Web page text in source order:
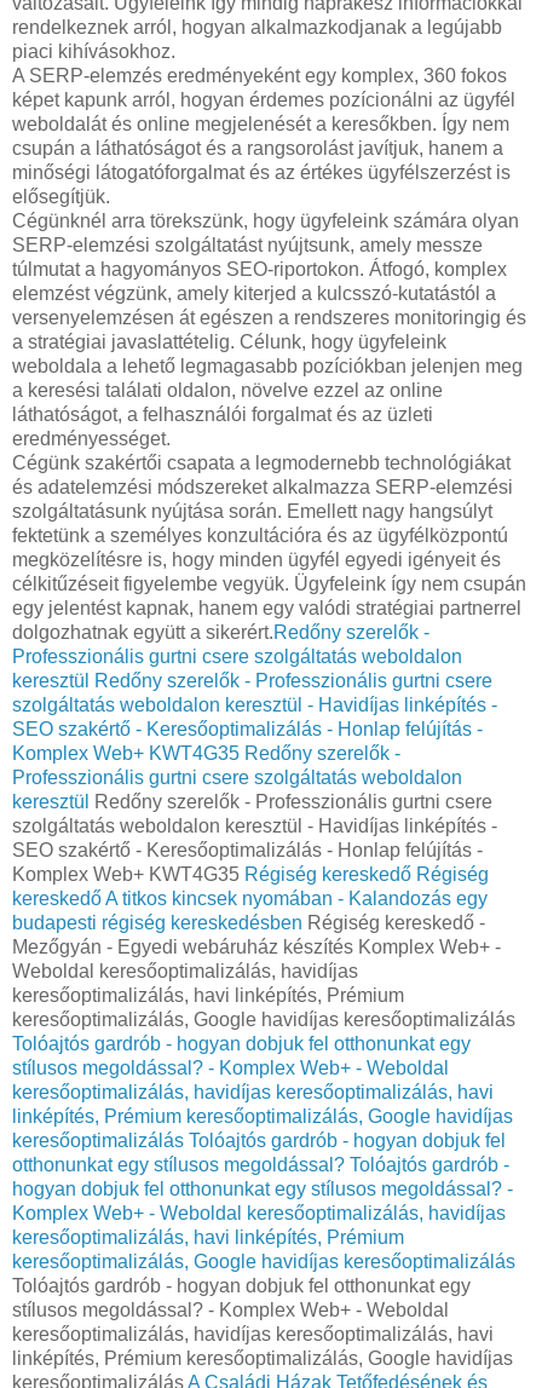
rendelkeznek arról, hogyan alkalmazkodjanak a legújabb
piaci kihívásokhoz.
A SERP-elemzés eredményeként egy komplex, 360 fokos
képet kapunk arról, hogyan érdemes pozícionálni az ügyfél
weboldalát és online megjelenését a keresőkben. Így nem
csupán a láthatóságot és a rangsorolást javítjuk, hanem a
minőségi látogatóforgalmat és az értékes ügyfélszerzést is
elősegítjük.
Cégünknél arra törekszünk, hogy ügyfeleink számára olyan
SERP-elemzési szolgáltatást nyújtsunk, amely messze
túlmutat a hagyományos SEO-riportokon. Átfogó, komplex
elemzést végzünk, amely kiterjed a kulcsszó-kutatástól a
versenyelemzésen át egészen a rendszeres monitoringig és
a stratégiai javaslattételig. Célunk, hogy ügyfeleink
weboldala a lehető legmagasabb pozíciókban jelenjen meg
a keresési találati oldalon, növelve ezzel az online
láthatóságot, a felhasználói forgalmat és az üzleti
eredményességet.
Cégünk szakértői csapata a legmodernebb technológiákat
és adatelemzési módszereket alkalmazza SERP-elemzési
szolgáltatásunk nyújtása során. Emellett nagy hangsúlyt
fektetünk a személyes konzultációra és az ügyfélközpontú
megközelítésre is, hogy minden ügyfél egyedi igényeit és
célkitűzéseit figyelembe vegyük. Ügyfeleink így nem csupán
egy jelentést kapnak, hanem egy valódi stratégiai partnerrel
dolgozhatnak együtt a sikerért.Redőny szerelők -
Professzionális gurtni csere szolgáltatás weboldalon
keresztül
Redőny szerelők - Professzionális gurtni csere
szolgáltatás weboldalon keresztül - Havidíjas linképítés -
SEO szakértő - Keresőoptimalizálás - Honlap felújítás -
Komplex Web+ KWT4G35 Redőny szerelők -
Professzionális gurtni csere szolgáltatás weboldalon
keresztül
Redőny szerelők - Professzionális gurtni csere
szolgáltatás weboldalon keresztül - Havidíjas linképítés -
SEO szakértő - Keresőoptimalizálás - Honlap felújítás -
Komplex Web+ KWT4G35 Régiség kereskedő Régiség
kereskedőA titkos kincsek nyomában - Kalandozás egy
budapesti régiség kereskedésben Régiség kereskedő -
Mezőgyán - Egyedi webáruház készítés Komplex Web+ -
Weboldal keresőoptimalizálás, havidíjas
keresőoptimalizálás, havi linképítés, Prémium
keresőoptimalizálás, Google havidíjas keresőoptimalizálás
Tolóajtós gardrób - hogyan dobjuk fel otthonunkat egy
stílusos megoldással? - Komplex Web+ - Weboldal
keresőoptimalizálás, havidíjas keresőoptimalizálás, havi
linképítés, Prémium keresőoptimalizálás, Google havidíjas
keresőoptimalizálás Tolóajtós gardrób - hogyan dobjuk fel
otthonunkat egy stílusos megoldással? Tolóajtós gardrób -
hogyan dobjuk fel otthonunkat egy stílusos megoldással? -
Komplex Web+ - Weboldal keresőoptimalizálás, havidíjas
keresőoptimalizálás, havi linképítés, Prémium
keresőoptimalizálás, Google havidíjas keresőoptimalizálás
Tolóajtós gardrób - hogyan dobjuk fel otthonunkat egy
stílusos megoldással? - Komplex Web+ - Weboldal
keresőoptimalizálás, havidíjas keresőoptimalizálás, havi
linképítés, Prémium keresőoptimalizálás, Google havidíjas
keresőoptimalizálásA Családi Házak Tetőfedésének és